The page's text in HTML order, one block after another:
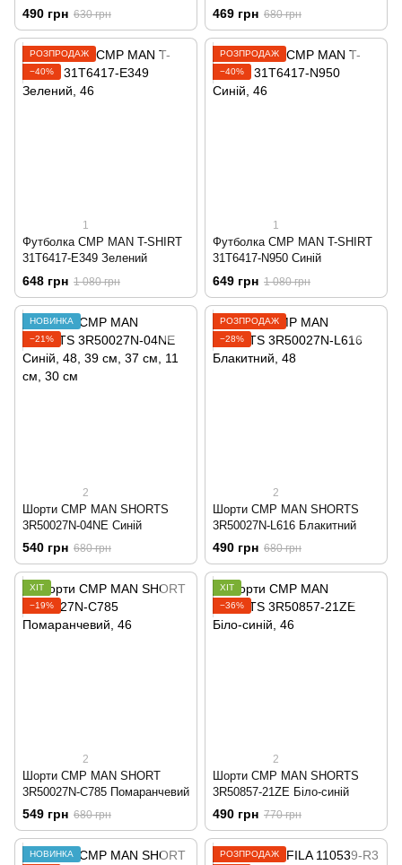
490 грн 630 грн 469 грн 680 грн
РОЗПРОДАЖ
−40%
1
Футболка CMP MAN T-SHIRT
31T6417-E349 Зелений
648 грн 1 080 грн
РОЗПРОДАЖ
−40%
1
Футболка CMP MAN T-SHIRT
31T6417-N950 Синій
649 грн 1 080 грн
НОВИНКА
−21%
2
Шорти CMP MAN SHORTS
3R50027N-04NE Синій
540 грн 680 грн
РОЗПРОДАЖ
−28%
2
Шорти CMP MAN SHORTS
3R50027N-L616 Блакитний
490 грн 680 грн
ХІТ
−19%
2
Шорти CMP MAN SHORT
3R50027N-C785 Помаранчевий
549 грн 680 грн
ХІТ
−36%
2
Шорти CMP MAN SHORTS
3R50857-21ZE Біло-синій
490 грн 770 грн
НОВИНКА
РОЗПРОДАЖ